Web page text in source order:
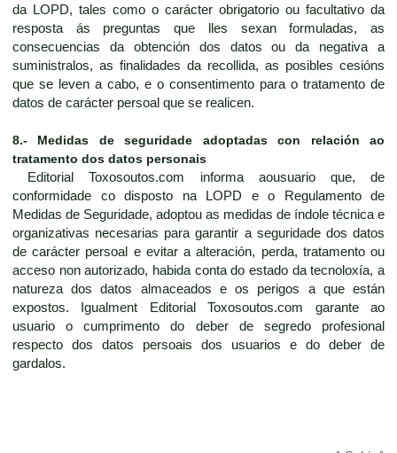
da LOPD, tales como o carácter obrigatorio ou facultativo da
resposta ás preguntas que lles sexan formuladas, as
consecuencias da obtención dos datos ou da negativa a
suministralos, as finalidades da recollida, as posibles cesións
que se leven a cabo, e o consentimento para o tratamento de
datos de carácter persoal que se realicen.
8.- Medidas de seguridade adoptadas con relación ao
tratamento dos datos personais
Editorial Toxosoutos.com informa aousuario que, de
conformidade co disposto na LOPD e o Regulamento de
Medidas de Seguridade, adoptou as medidas de índole técnica e
organizativas necesarias para garantir a seguridade dos datos
de carácter persoal e evitar a alteración, perda, tratamento ou
acceso non autorizado, habida conta do estado da tecnoloxía, a
natureza dos datos almaceados e os perigos a que están
expostos. Igualment Editorial Toxosoutos.com garante ao
usuario o cumprimento do deber de segredo profesional
respecto dos datos persoais dos usuarios e do deber de
gardalos.